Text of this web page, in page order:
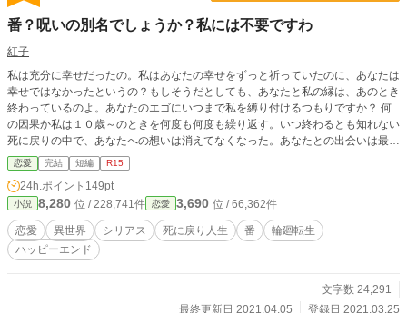
番？呪いの別名でしょうか？私には不要ですわ
紅子
私は充分に幸せだったの。私はあなたの幸せをずっと祈っていたのに、あなたは
幸せではなかったというの？もしそうだとしても、あなたと私の縁は、あのとき
終わっているのよ。あなたのエゴにいつまで私を縛り付けるつもりですか？ 何
の因果か私は１０歳～のときを何度も何度も繰り返す。いつ終わるとも知れない
死に戻りの中で、あなたへの想いは消えてなくなった。あなたとの出会いは最早
恐怖でしかない。終わらない生に疲れ果てた私を救ってくれたのは、あの時、私
を救ってくれたあの人だった。 １２話完結済み。毎日00:00に更新予定です。
Ｒ１５は、念のため。 自己満足の世界に付き、合わないと感じた方は読むのを
お止めください。設定ゆるゆるの思い付き、ご都合主義で書いているため、深い
内容ではありません。さらっと読みたい方向けです。矛盾点などあったらごめん
なさい(>_<)
恋愛 完結 短編 R15
24h.ポイント 149pt
小説 8,280 位 / 228,741件 恋愛 3,690 位 / 66,362件
恋愛 異世界 シリアス 死に戻り人生 番
輪廻転生
ハッピーエンド
文字数 24,291
最終更新日 2021.04.05
登録日 2021.03.25